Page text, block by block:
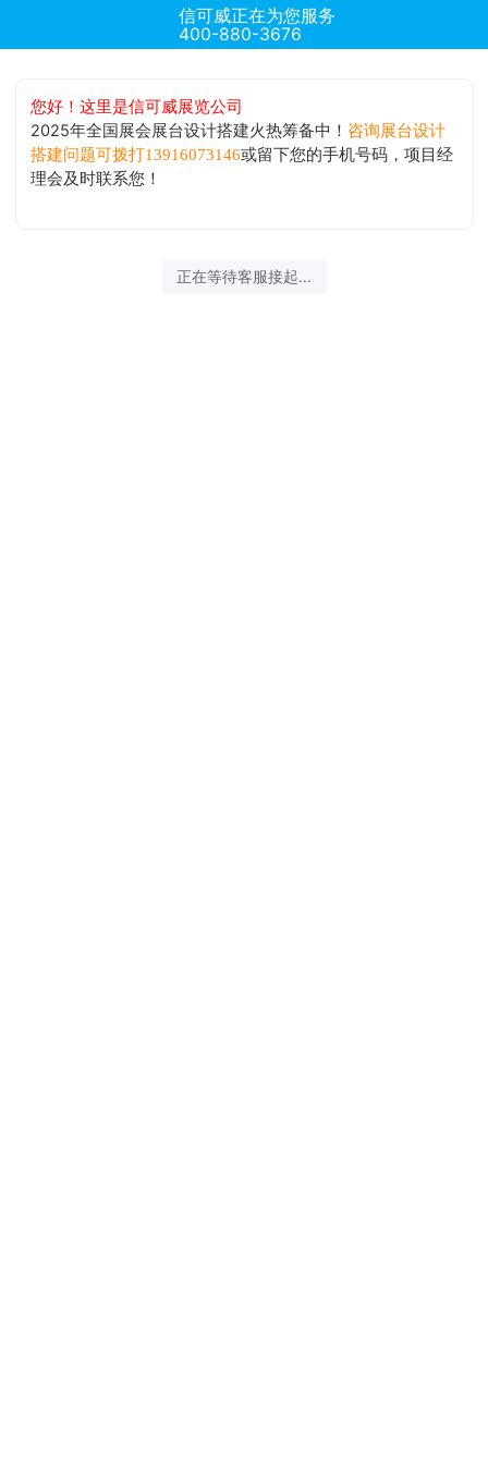
信可威正在为您服务
400-880-3676
您好！这里是信可威展览公司
2025年全国展会展台设计搭建火热筹备中！ 咨询展台设计
搭建问题可拨打13916073146或留下您的手机号码，项目经
理会及时联系您！
正在等待客服接起...